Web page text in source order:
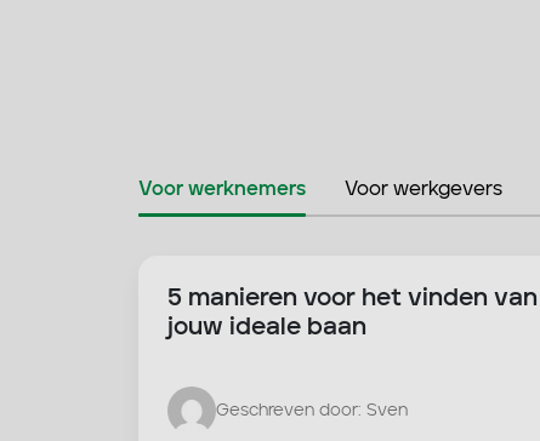
Voor werknemers Voor werkgevers
5 manieren voor het vinden van
jouw ideale baan
Geschreven door: Sven